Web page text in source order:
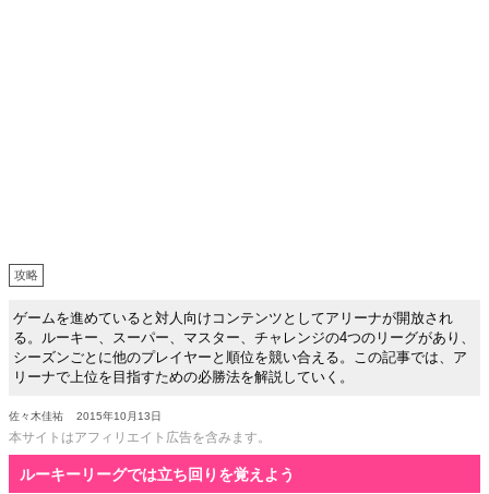
攻略
ゲームを進めていると対人向けコンテンツとしてアリーナが開放され
る。ルーキー、スーパー、マスター、チャレンジの4つのリーグがあり、
シーズンごとに他のプレイヤーと順位を競い合える。この記事では、ア
リーナで上位を目指すための必勝法を解説していく。
佐々木佳祐 2015年10月13日
本サイトはアフィリエイト広告を含みます。
ルーキーリーグでは立ち回りを覚えよう